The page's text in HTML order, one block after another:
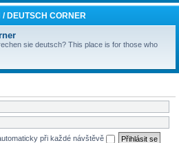
/ DEUTSCH CORNER
sie deutsch? This place is for those who
při každé návštěvě